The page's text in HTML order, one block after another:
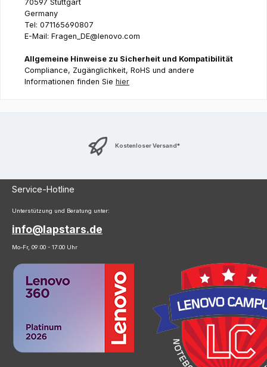
70597 Stuttgart
Germany
Tel: 071165690807
E-Mail: Fragen_DE@lenovo.com
Allgemeine Hinweise zu Sicherheit und Kompatibilität
Compliance, Zugänglichkeit, RoHS und andere
Informationen finden Sie hier
Kostenloser Versand*
Service-Hotline
Unterstützung und Beratung unter:
info@lapstars.de
Mo-Fr, 09:00 - 17:00 Uhr